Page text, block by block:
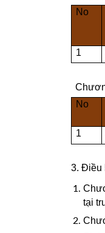
No
1
No
1
3. Điều
tại